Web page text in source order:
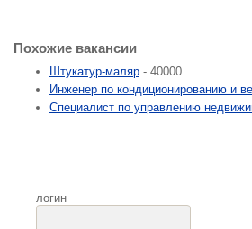
Похожие вакансии
Штукатур-маляр - 40000
Инженер по кондиционированию и
Специалист по управлению
логин